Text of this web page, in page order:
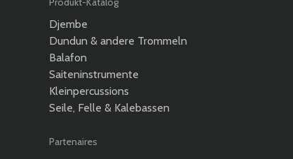
Djembe
Dundun & andere Trommeln
Balafon
Saiteninstrumente
Kleinpercussions
Seile, Felle & Kalebassen
Partenaires